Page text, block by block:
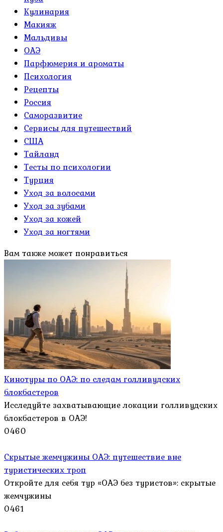
Кулинария
Макияж
Мальдивы
ОАЭ
Парфюмерия и ароматы
Психология
Рецепты
Россия
Саморазвитие
Сервисы для путешествий
США
Тайланд
Тесты по психологии
Турция
Уход за волосами
Уход за зубами
Уход за кожей
Уход за ногтями
Вам также может понравиться
Кинотуры по ОАЭ: по следам голливудских
блокбастеров
Исследуйте захватывающие локации голливудских
блокбастеров в ОАЭ!
0460
Скрытые жемчужины ОАЭ: путешествие вне
туристических троп
Откройте для себя тур «ОАЭ без туристов»: скрытые
жемчужины
0461